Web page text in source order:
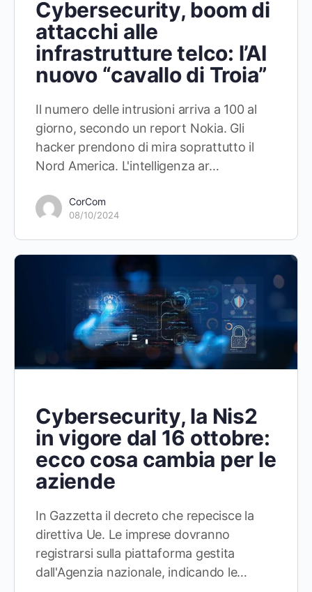
Cybersecurity, boom di
attacchi alle
infrastrutture telco: l’AI
nuovo “cavallo di Troia”
Il numero delle intrusioni arriva a 100 al
giorno, secondo un report Nokia. Gli
hacker prendono di mira soprattutto il
Nord America. L'intelligenza ar…
CorCom
08/10/2024
Cybersecurity, la Nis2
in vigore dal 16 ottobre:
ecco cosa cambia per le
aziende
In Gazzetta il decreto che repecisce la
direttiva Ue. Le imprese dovranno
registrarsi sulla piattaforma gestita
dall'Agenzia nazionale, indicando le…